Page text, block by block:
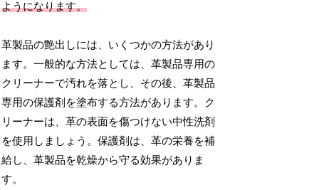
ようになります。
革製品の艶出しには、いくつかの方法があり
ます。一般的な方法としては、革製品専用の
クリーナーで汚れを落とし、その後、革製品
専用の保護剤を塗布する方法があります。ク
リーナーは、革の表面を傷つけない中性洗剤
を使用しましょう。保護剤は、革の栄養を補
給し、革製品を乾燥から守る効果がありま
す。